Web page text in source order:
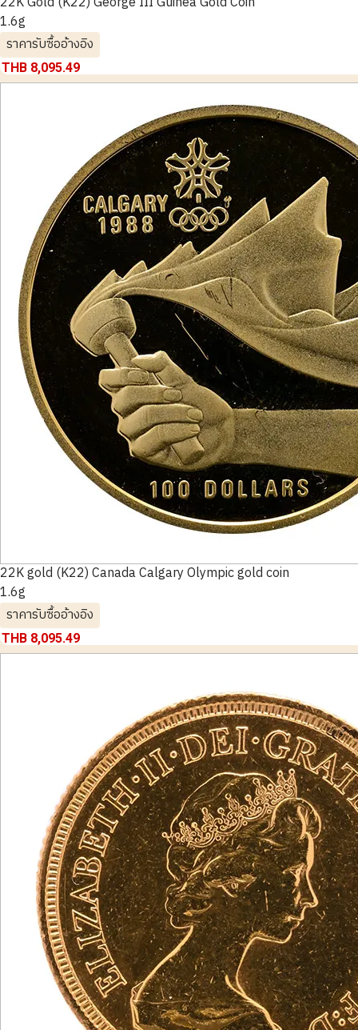
1.6g
ราคารับซื้ออ้างอิง
THB 8,095.49
22K gold (K22) Canada Calgary Olympic gold coin
1.6g
ราคารับซื้ออ้างอิง
THB 8,095.49